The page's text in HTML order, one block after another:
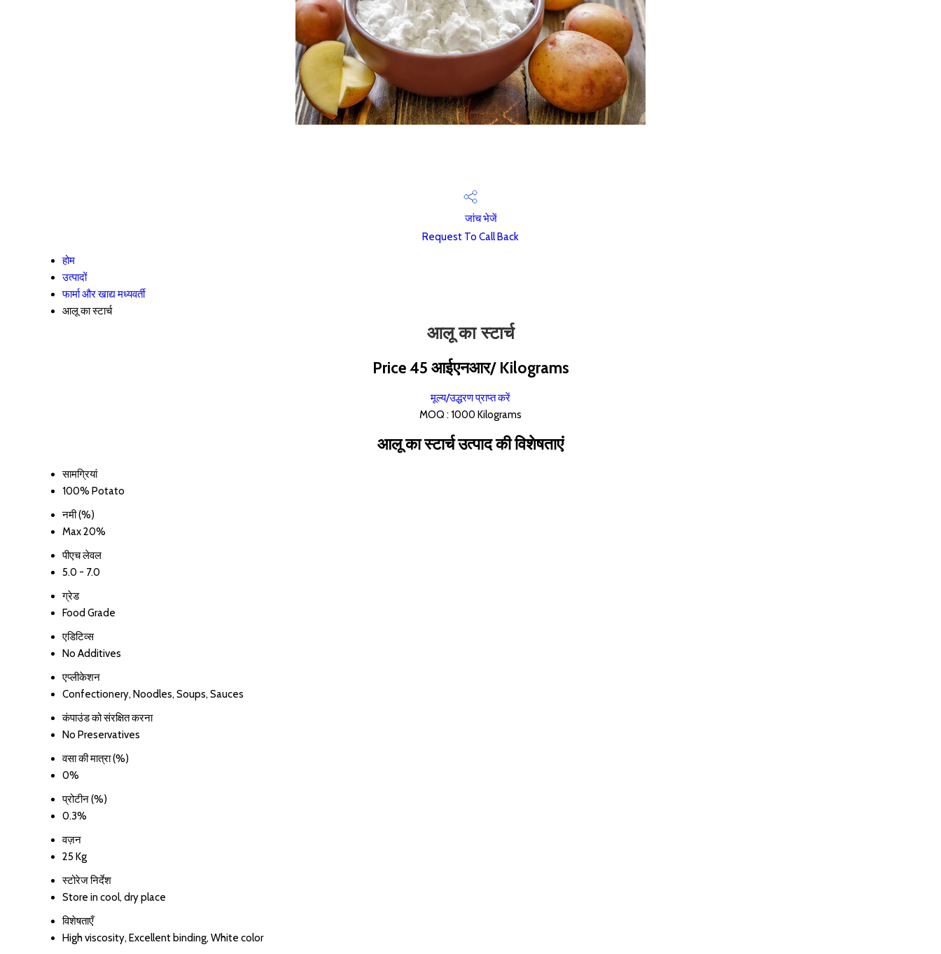
जांच भेजें
Request To Call Back
होम
उत्पादों
फार्मा और खाद्य मध्यवर्ती
आलू का स्टार्च
आलू का स्टार्च
Price 45 आईएनआर/ Kilograms
मूल्य/उद्धरण प्राप्त करें
MOQ : 1000 Kilograms
आलू का स्टार्च उत्पाद की विशेषताएं
सामग्रियां
100% Potato
नमी (%)
Max 20%
पीएच लेवल
5.0 - 7.0
ग्रेड
Food Grade
एडिटिव्स
No Additives
एप्लीकेशन
Confectionery, Noodles, Soups, Sauces
कंपाउंड को संरक्षित करना
No Preservatives
वसा की मात्रा (%)
0%
प्रोटीन (%)
0.3%
वज़न
25 Kg
स्टोरेज निर्देश
Store in cool, dry place
विशेषताएँ
High viscosity, Excellent binding, White color